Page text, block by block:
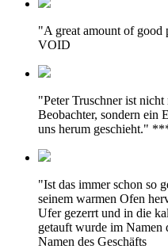
"A great amount of
VOID
"Peter Truschner ist
Beobachter, sondern ein
uns herum geschieht."
"Ist das immer schon so
seinem warmen Ofen
Ufer gezerrt und in die
getauft wurde im
Namen des Geschäfts